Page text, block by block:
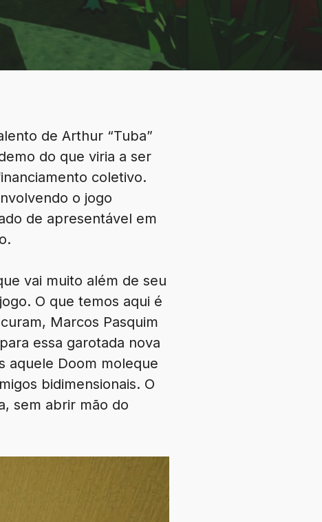
de Arthur “Tuba”
do que viria a ser
coletivo.
o jogo
de apresentável em
vai muito além de seu
O que temos aqui é
Marcos Pasquim
essa garotada nova
aquele Doom moleque
bidimensionais. O
sem abrir mão do